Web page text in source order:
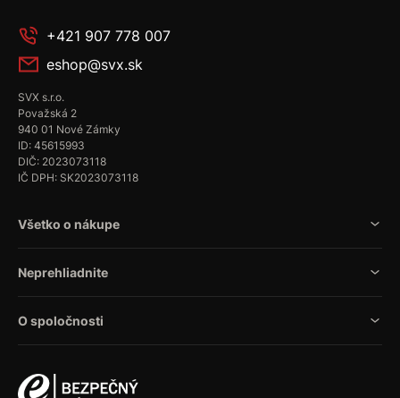
+421 907 778 007
eshop@svx.sk
SVX s.r.o.
Považská 2
940 01 Nové Zámky
ID: 45615993
DIČ: 2023073118
IČ DPH: SK2023073118
Všetko o nákupe
Neprehliadnite
O spoločnosti